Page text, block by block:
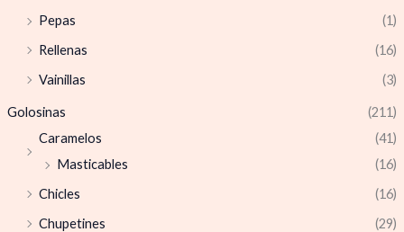
Pepas
(1)
Rellenas
(16)
Vainillas
(3)
Golosinas
(211)
Caramelos
(41)
Masticables
(16)
Chicles
(16)
Chupetines
(29)